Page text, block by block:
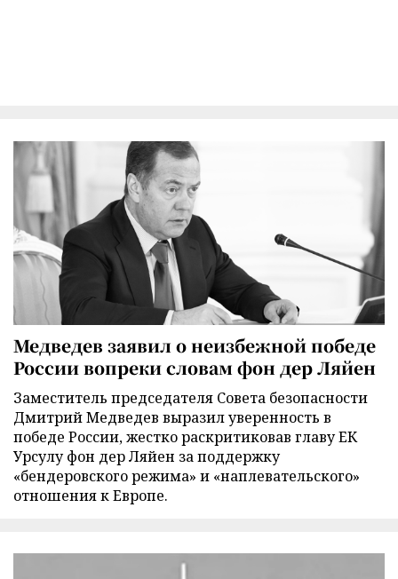
Медведев заявил о неизбежной победе
России вопреки словам фон дер Ляйен
Заместитель председателя Совета безопасности
Дмитрий Медведев выразил уверенность в
победе России, жестко раскритиковав главу ЕК
Урсулу фон дер Ляйен за поддержку
«бендеровского режима» и «наплевательского»
отношения к Европе.